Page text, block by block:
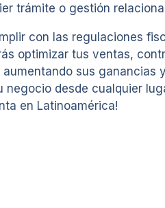
trámite o gestión
con las regulaciones
optimizar tus ventas,
sus
desde cualquier
en Latinoamérica!